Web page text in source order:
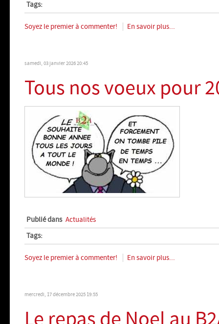
Tags:
Soyez le premier à commenter! En savoir plus...
samedi, 03 janvier 2026 20:45
Tous nos voeux pour
Publié dans Actualités
Tags:
Soyez le premier à commenter! En savoir plus...
mercredi, 17 décembre 2025 19:55
Le repas de Noel au